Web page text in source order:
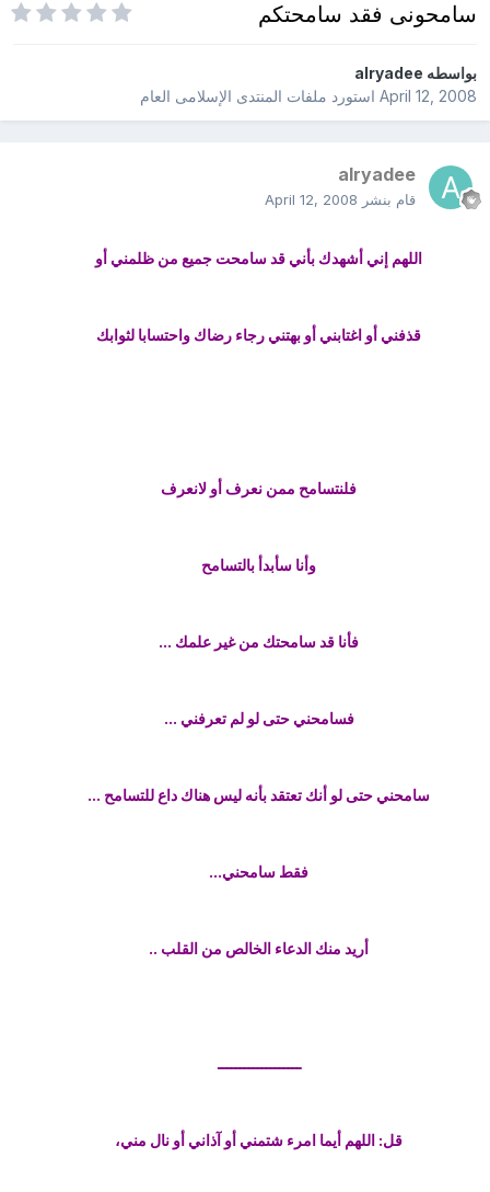
سامحونى فقد سامحتكم
بواسطهalryadee
April 12, 2008استورد ملفات المنتدى الإسلامى العام
alryadee
قام بنشر April 12, 2008
اللهم إني أشهدك بأني قد سامحت جميع من ظلمني أو
قذفني أو اغتابني أو بهتني رجاء رضاك واحتسابا لثوابك
فلنتسامح ممن نعرف أو لانعرف
وأنا سأبدأ بالتسامح
فأنا قد سامحتك من غير علمك ...
فسامحني حتى لو لم تعرفني ...
سامحني حتى لو أنك تعتقد بأنه ليس هناك داع للتسامح ...
فقط سامحني...
أريد منك الدعاء الخالص من القلب ..
ـــــــــــــــــــ
قل: اللهم أيما امرء شتمني أو آذاني أو نال مني،